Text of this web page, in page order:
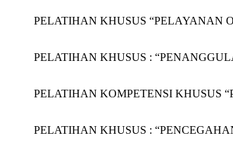
PELATIHAN KHUSUS “PELAYANAN
PELATIHAN KHUSUS :
PELATIHAN KOMPETENSI KHUSUS
PELATIHAN KHUSUS :